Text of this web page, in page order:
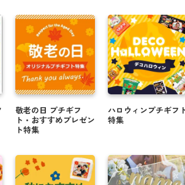
に☆彡卒業送別にオススメオリジナ
／ バレンタインにまだ間に合う商
トでバレンタインを楽しもうっ♪
★オリジナルラベルのお菓子・お酒
／ 米デコギフト ☆彡
敬老の日 プチギフ
ト・おすすめプレゼン
ト特集
ハロウィンプチギフ
特集